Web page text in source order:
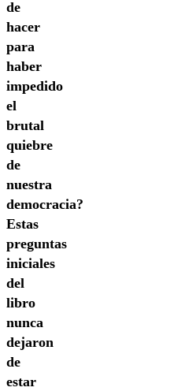
de
hacer
para
haber
impedido
el
brutal
quiebre
de
nuestra
democracia?
Estas
preguntas
iniciales
del
libro
nunca
dejaron
de
estar